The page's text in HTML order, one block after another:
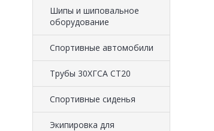
Шипы и шиповальное
оборудование
Cпортивные автомобили
Трубы 30ХГСА СТ20
Спортивные сиденья
Экипировка для